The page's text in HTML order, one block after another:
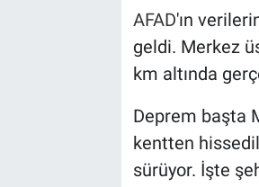
AFAD'ın
geldi. Merkez
km altında
Deprem başta
kentten
sürüyor. İşte